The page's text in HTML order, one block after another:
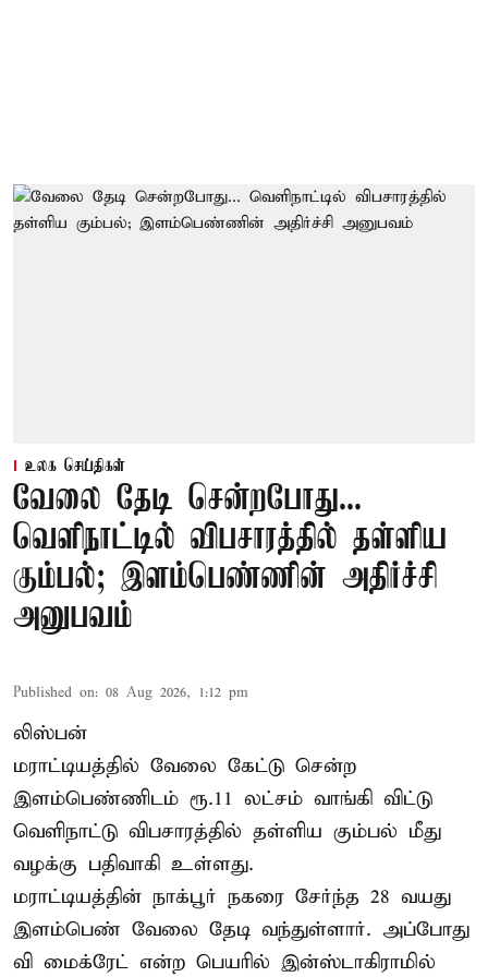
உலக செய்திகள்
வேலை தேடி சென்றபோது...
வெளிநாட்டில் விபசாரத்தில் தள்ளிய
கும்பல்; இளம்பெண்ணின் அதிர்ச்சி
அனுபவம்
Published on: 08 Aug 2026, 1:12 pm
லிஸ்பன்
மராட்டியத்தில் வேலை கேட்டு சென்ற
இளம்பெண்ணிடம் ரூ.11 லட்சம் வாங்கி விட்டு
வெளிநாட்டு விபசாரத்தில் தள்ளிய கும்பல் மீது
வழக்கு பதிவாகி உள்ளது.
மராட்டியத்தின் நாக்பூர் நகரை சேர்ந்த 28 வயது
இளம்பெண் வேலை தேடி வந்துள்ளார். அப்போது
வி மைக்ரேட் என்ற பெயரில் இன்ஸ்டாகிராமில்